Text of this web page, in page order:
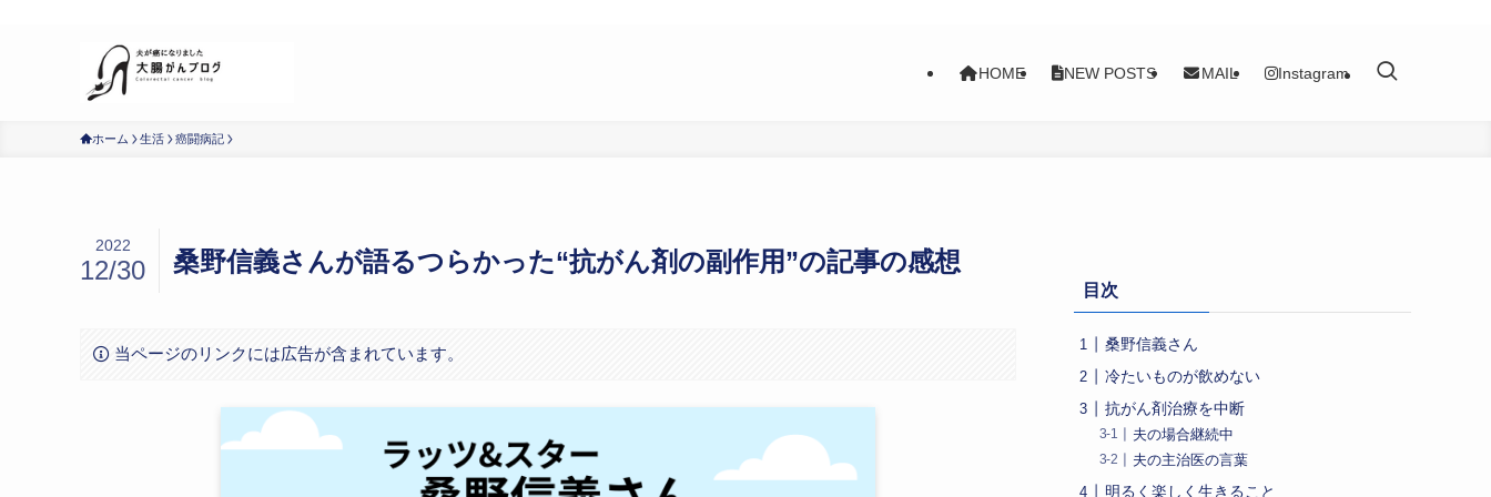
HOME NEW POSTS MAIL Instagram
ホーム 生活 癌闘病記
桑野信義さんが語るつらかった“抗がん剤の副作用”の記事の感想
2022
12/30
当ページのリンクには広告が含まれています。
目次
桑野信義さん
冷たいものが飲めない
抗がん剤治療を中断
夫の場合継続中
夫の主治医の言葉
明るく楽しく生きること